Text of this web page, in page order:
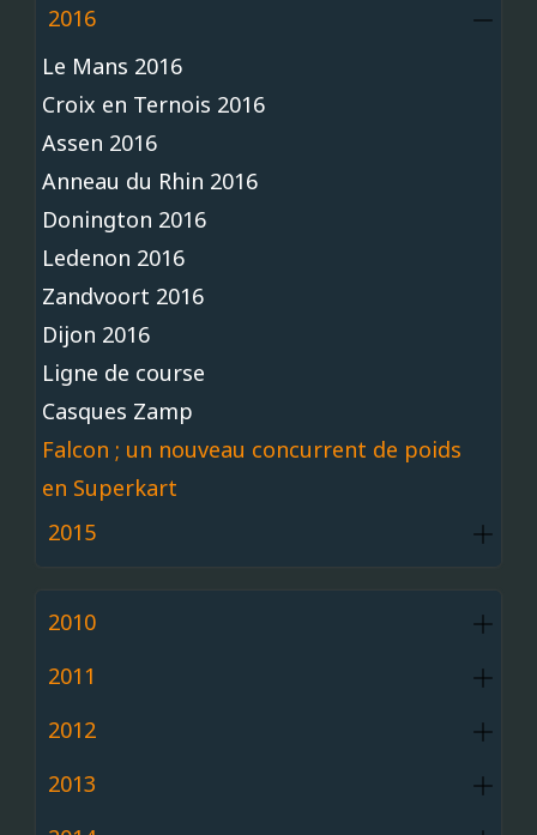
2016
Le Mans 2016
Croix en Ternois 2016
Assen 2016
Anneau du Rhin 2016
Donington 2016
Ledenon 2016
Zandvoort 2016
Dijon 2016
Ligne de course
Casques Zamp
Falcon ; un nouveau concurrent de poids
en Superkart
2015
2010
2011
2012
2013